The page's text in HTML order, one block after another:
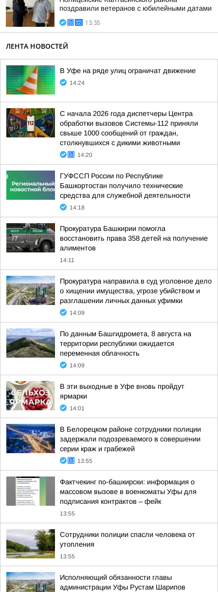
поздравили ветеранов с юбилейными датами
13:35
ЛЕНТА НОВОСТЕЙ
В Уфе на ряде улиц ограничат движение
14:24
С начала 2026 года диспетчеры Центра
обработки вызовов Системы-112 приняли
свыше 1000 сообщений от граждан,
столкнувшихся с дикими животными
14:20
ГУФССП России по Республике
Башкортостан получило технические
средства для служебной деятельности
14:18
Прокуратура Башкирии помогла
восстановить права 358 детей на получение
алиментов
14:11
Прокуратура направила в суд уголовное дело
о хищении имущества, угрозе убийством и
разглашении личных данных уфимки
14:09
По данным Башгидромета, 8 августа на
территории республики ожидается
переменная облачность
14:09
В эти выходные в Уфе вновь пройдут
ярмарки
14:01
В Белорецком районе сотрудники полиции
задержали подозреваемого в совершении
серии краж и грабежей
13:55
Фактчекинг по-башкирски: информация о
массовом вызове в военкоматы Уфы для
подписания контрактов – фейк
13:55
Сотрудники полиции спасли человека от
утопления
13:55
Исполняющий обязанности главы
администрации Уфы Рустам Шарипов